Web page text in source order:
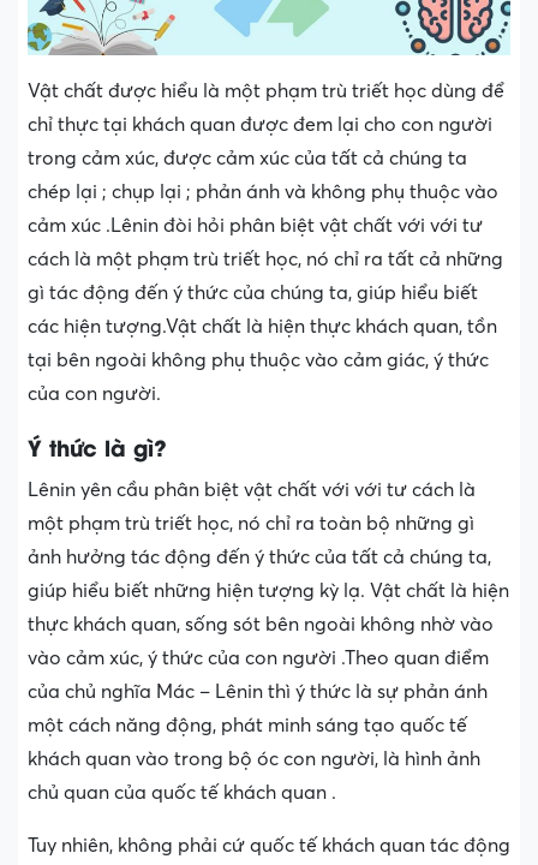
Vật chất được hiểu là một phạm trù triết học dùng để
chỉ thực tại khách quan được đem lại cho con người
trong cảm xúc, được cảm xúc của tất cả chúng ta
chép lại ; chụp lại ; phản ánh và không phụ thuộc vào
cảm xúc .Lênin đòi hỏi phân biệt vật chất với với tư
cách là một phạm trù triết học, nó chỉ ra tất cả những
gì tác động đến ý thức của chúng ta, giúp hiểu biết
các hiện tượng.Vật chất là hiện thực khách quan, tồn
tại bên ngoài không phụ thuộc vào cảm giác, ý thức
của con người.
Ý thức là gì?
Lênin yên cầu phân biệt vật chất với với tư cách là
một phạm trù triết học, nó chỉ ra toàn bộ những gì
ảnh hưởng tác động đến ý thức của tất cả chúng ta,
giúp hiểu biết những hiện tượng kỳ lạ. Vật chất là hiện
thực khách quan, sống sót bên ngoài không nhờ vào
vào cảm xúc, ý thức của con người .Theo quan điểm
của chủ nghĩa Mác – Lênin thì ý thức là sự phản ánh
một cách năng động, phát minh sáng tạo quốc tế
khách quan vào trong bộ óc con người, là hình ảnh
chủ quan của quốc tế khách quan .
Tuy nhiên, không phải cứ quốc tế khách quan tác động